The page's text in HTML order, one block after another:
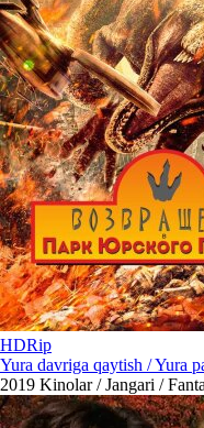
HDRip
Yura davriga qaytish / Yura
2019 Kinolar / Jangari /